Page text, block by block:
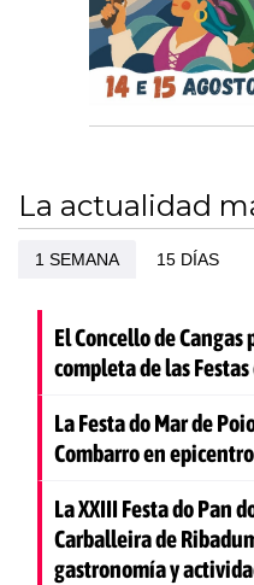
La actualidad
1 SEMANA 15 DÍAS
El Concello de
completa de las
La Festa do Mar de
Combarro en
La XXIII Festa do Pan
Carballeira de
gastronomía y